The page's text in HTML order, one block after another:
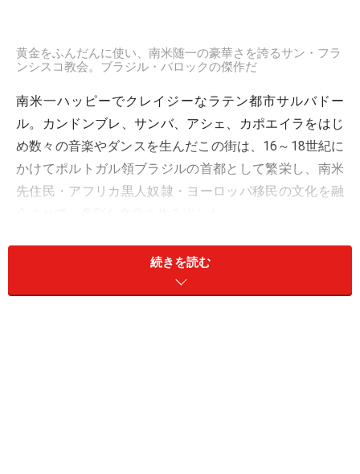
黄金をふんだんに使い、南米随一の豪華さを誇るサン・フラ
ンシスコ教会。ブラジル・バロックの傑作だ
南米一ハッピーでクレイジーなラテン都市サルバドー
ル。カンドンブレ、サンバ、アシェ、カポエイラをはじ
め数々の音楽やダンスを生んだこの街は、16～18世紀に
かけてポルトガル領ブラジルの首都として繁栄し、南米
先住民・アフリカ黒人奴隷・ヨーロッパ移民の文化を融
今回はブラジルの世界遺産であり、アフロ・ブラジル文
化の中心地、「サルバドール・デ・バイア歴史地区」を
続きを読む